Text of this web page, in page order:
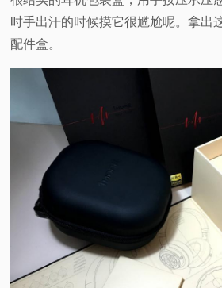
时手出汗的时候摸它很尴尬呢。拿出
配件盒。